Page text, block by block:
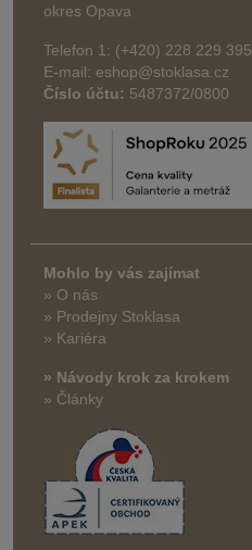
okres Opava
Telefon 1: (+420) 228 229 395
E-mail: eshop@stoklasa.cz
Číslo účtu: 5487372/0800
Mohlo by vás zajímat
» O nás
» Prodejny Stoklasa
» Kariéra
» Návody krok za krokem
» Články